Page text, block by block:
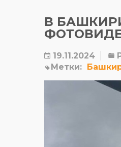
В
19.11.2024
Метки: